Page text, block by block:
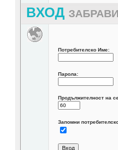
ВХОД
Потребителско Име:
Парола:
Продължителност на
Запомни